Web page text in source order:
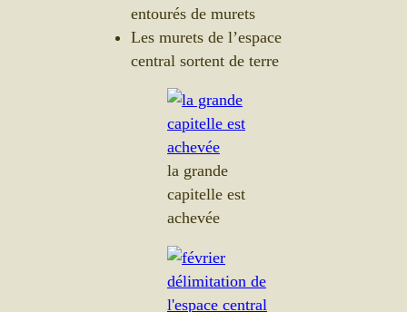
entourés de murets
Les murets de l’espace
central sortent de terre
la grande
capitelle est
achevée